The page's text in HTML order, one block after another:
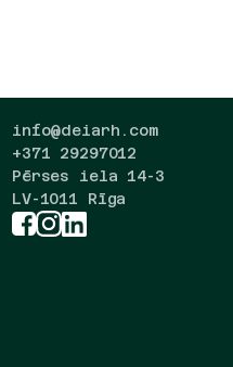
info@deiarh.com
+371 29297012
Pērses iela 14-3
LV-1011 Rīga